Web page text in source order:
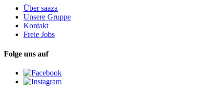
Über saaza
Unsere Gruppe
Kontakt
Freie Jobs
Folge uns auf